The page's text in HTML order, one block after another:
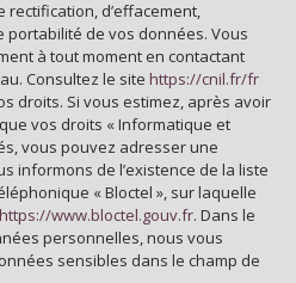
35,88 %
ans
37,17 %
0,80
56,55 %
36,35 %
99,06 %
0,94 %
rectification, d’effacement,
portabilité de vos données. Vous
à tout moment en contactant
Consultez le site https://cnil.fr/fr
droits. Si vous estimez, après avoir
vos droits « Informatique et
vous pouvez adresser une
informons de l’existence de la liste
« Bloctel », sur laquelle
https://www.bloctel.gouv.fr. Dans le
personnelles, nous vous
sensibles dans le champ de